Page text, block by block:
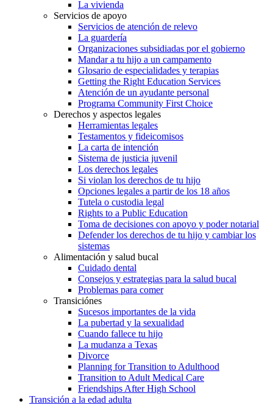
La vivienda
Servicios de apoyo
Servicios de atención de relevo
La guardería
Organizaciones subsidiadas por el gobierno
Mandar a tu hijo a un campamento
Glosario de especialidades y terapias
Getting the Right Education Services
Atención de un ayudante personal
Programa Community First Choice
Derechos y aspectos legales
Herramientas legales
Testamentos y fideicomisos
La carta de intención
Sistema de justicia juvenil
Los derechos legales
Si violan los derechos de tu hijo
Opciones legales a partir de los 18 años
Tutela o custodia legal
Rights to a Public Education
Toma de decisiones con apoyo y poder notarial
Defender los derechos de tu hijo y cambiar los
sistemas
Alimentación y salud bucal
Cuidado dental
Consejos y estrategias para la salud bucal
Problemas para comer
Transiciónes
Sucesos importantes de la vida
La pubertad y la sexualidad
Cuando fallece tu hijo
La mudanza a Texas
Divorce
Planning for Transition to Adulthood
Transition to Adult Medical Care
Friendships After High School
Transición a la edad adulta